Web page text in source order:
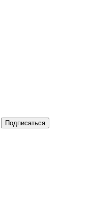
Подписаться